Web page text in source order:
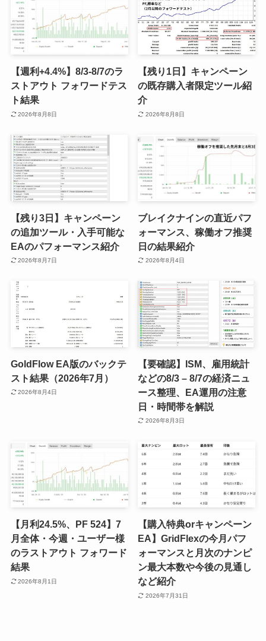
【週利+4.4%】8/3-8/7のラ
ストアウト フォワードテス
ト結果
2026年8月8日
【残り1日】キャンペーン
の既存購入者限定ツール紹
介
2026年8月8日
【残り3日】キャンペーン
の追加ツール・入手可能な
EAのパフォーマンス紹介
2026年8月7日
ブレイクナインの直近パフ
ォーマンス、稼働オフ推奨
日の結果紹介
2026年8月4日
GoldFlow EA版のバックテ
スト結果（2026年7月）
2026年8月4日
【要確認】ISM、雇用統計
などの8/3 – 8/7の経済ニュ
ース整理、EA運用の注意
日・時間帯を解説
2026年8月3日
【月利24.5%、PF 524】7
月全体・今週・ユーザー様
のラストアウト フォワード
結果
2026年8月1日
【購入特典orキャンペーン
EA】GridFlexの今月パフ
ォーマンスと月次のナンピ
ン最大本数や今後の見通し
など紹介
2026年7月31日